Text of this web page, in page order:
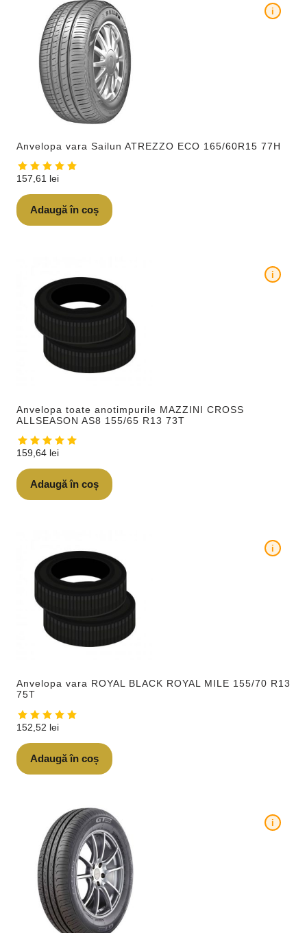
Anvelopa vara Sailun ATREZZO ECO 165/60R15 77H
i
157,61 lei
Adaugă în coș
Anvelopa toate anotimpurile MAZZINI CROSS
ALLSEASON AS8 155/65 R13 73T
i
159,64 lei
Adaugă în coș
Anvelopa vara ROYAL BLACK ROYAL MILE 155/70 R13
75T
i
152,52 lei
Adaugă în coș
i